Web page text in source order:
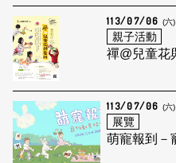
113/07/06 (六)
親子活動
禪@兒童花
113/07/06 (六)
展覽
萌寵報到－